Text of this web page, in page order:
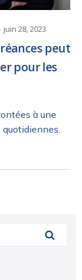
juin 28, 2023
peut
pour les
à une